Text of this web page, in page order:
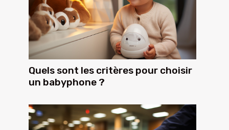
Quels sont les critères pour choisir
un babyphone ?